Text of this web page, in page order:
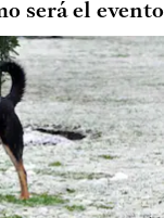
será el evento